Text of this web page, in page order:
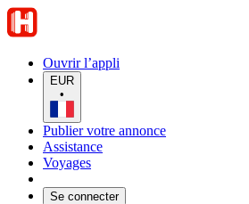
Ouvrir l’appli
EUR
•
Publier votre annonce
Assistance
Voyages
Se connecter